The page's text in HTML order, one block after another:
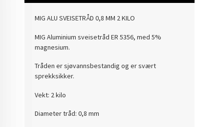
MIG ALU SVEISETRÅD 0,8 MM 2 KILO
MIG Aluminium sveisetråd ER 5356, med 5%
magnesium.
Tråden er sjøvannsbestandig og er svært
sprekksikker.
Vekt: 2 kilo
Diameter tråd: 0,8 mm